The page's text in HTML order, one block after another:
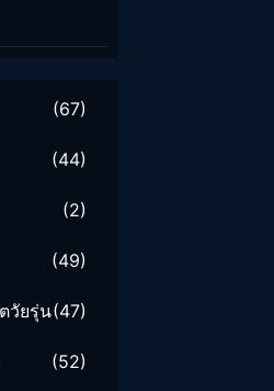
(67)
(44)
(2)
(49)
วัยรุ่น(47)
(52)